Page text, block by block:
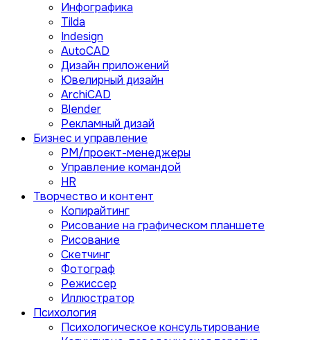
Инфографика
Tilda
Indesign
AutoCAD
Дизайн приложений
Ювелирный дизайн
ArchiCAD
Blender
Рекламный дизай
Бизнес и управление
PM/проект-менеджеры
Управление командой
HR
Творчество и контент
Копирайтинг
Рисование на графическом планшете
Рисование
Скетчинг
Фотограф
Режиссер
Иллюстратор
Психология
Психологическое консультирование